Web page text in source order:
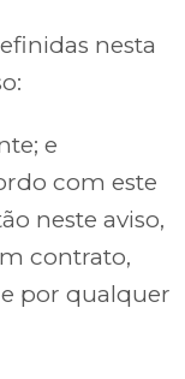
nesta
e
com este
neste aviso,
contrato,
por qualquer